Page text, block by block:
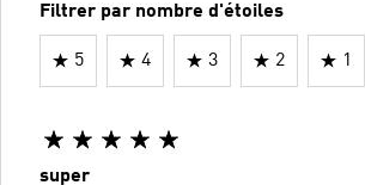
Filtrer par nombre d'étoiles
5 4 3 2 1
super